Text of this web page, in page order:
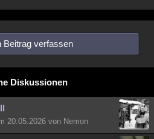
Beitrag verfassen
Diskussionen
20.05.2026 von Nemon